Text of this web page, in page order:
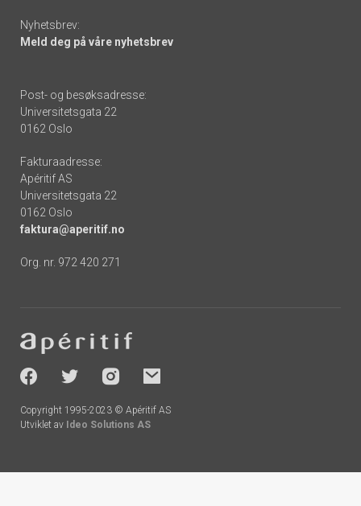
Nyhetsbrev:
Meld deg på våre nyhetsbrev
Post- og besøksadresse:
Universitetsgata 22
0162 Oslo
Fakturaadresse:
Apéritif AS
Universitetsgata 22
0162 Oslo
faktura@aperitif.no
Org. nr. 972 420 271
-
socials
Copyright 1995-2023 © Apéritif AS
Utviklet av Ideo Solutions AS